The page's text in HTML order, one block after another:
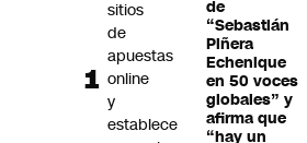
CNN tiempo
Futuro 360
de
“Sebastián
Piñera
Echenique
en 50 voces
globales” y
afirma que
“hay un
sitios
de
apuestas
online
y
establece